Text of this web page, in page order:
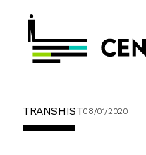
TRANSHIST08/01/2020